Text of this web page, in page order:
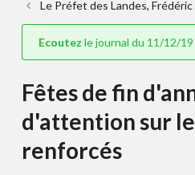
Le Préfet des Landes, Frédéric
Ecoutez le journal du 11/12/19
Fêtes de fin
d'attention sur
renforcés